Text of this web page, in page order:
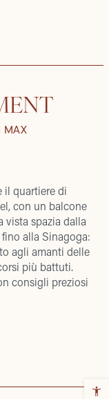
MAX
il quartiere di
con un balcone
vista spazia dalla
alla Sinagoga:
agli amanti delle
più battuti.
consigli preziosi